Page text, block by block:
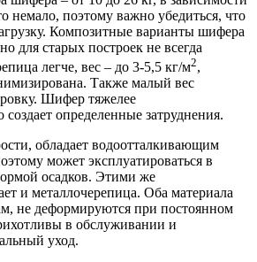
немало, поэтому важно убедиться, что
Композитные варианты шифера
для старых построек не всегда
легче, вес – до 3-5,5 кг/м2,
Также малый вес
Шифер тяжелее
определенные затруднения.
обладает водоотталкивающим
может эксплуатироваться в
осадков. Этими же
и металлочерепица. Оба материала
не деформируются при постоянном
в обслуживании и
уход.